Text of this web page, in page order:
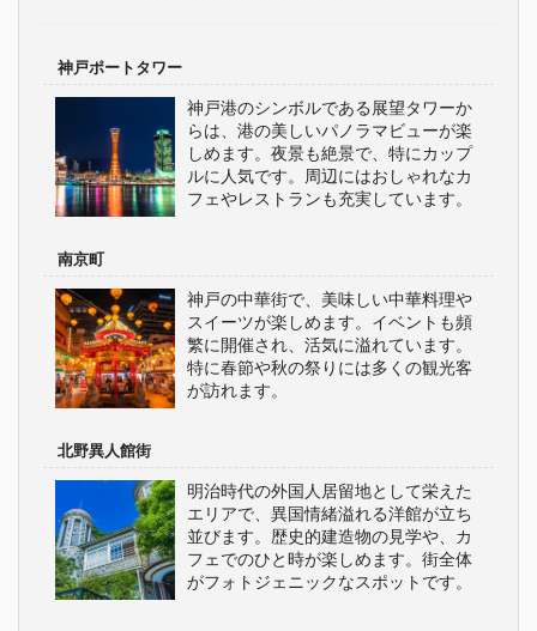
神戸ポートタワー
神戸港のシンボルである展望タワーか
らは、港の美しいパノラマビューが楽
しめます。夜景も絶景で、特にカップ
ルに人気です。周辺にはおしゃれなカ
フェやレストランも充実しています。
南京町
神戸の中華街で、美味しい中華料理や
スイーツが楽しめます。イベントも頻
繁に開催され、活気に溢れています。
特に春節や秋の祭りには多くの観光客
が訪れます。
北野異人館街
明治時代の外国人居留地として栄えた
エリアで、異国情緒溢れる洋館が立ち
並びます。歴史的建造物の見学や、カ
フェでのひと時が楽しめます。街全体
がフォトジェニックなスポットです。